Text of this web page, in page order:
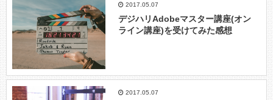
2017.05.07
デジハリAdobeマスター講座(オン
ライン講座)を受けてみた感想
2017.05.07